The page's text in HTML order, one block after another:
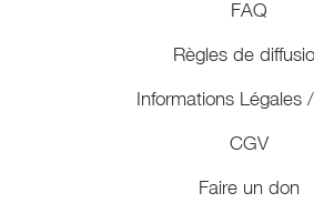
FAQ
Règles de
Informations Légales
CGV
Faire un don